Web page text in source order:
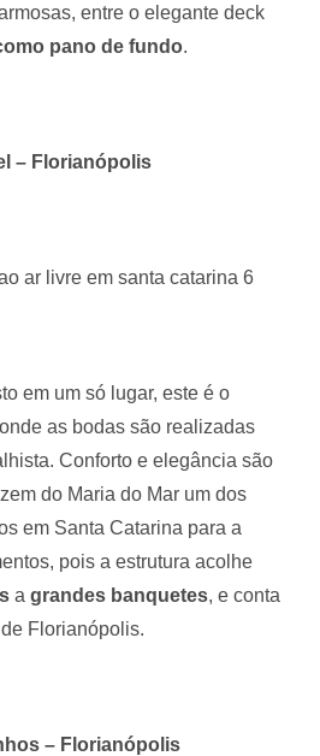
entre o elegante deck
pano de fundo.
– Florianópolis
em um só lugar, este é o
as bodas são realizadas
Conforto e elegância são
do Maria do Mar um dos
em Santa Catarina para a
pois a estrutura acolhe
agrandes banquetes, e conta
Florianópolis.
– Florianópolis